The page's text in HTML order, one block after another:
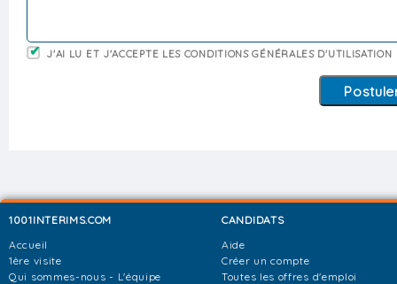
J'AI LU ET J'ACCEPTE LES CONDITIONS GÉNÉRALES D'UTILISATION
1001INTERIMS.COM
Accueil
1ère visite
Qui sommes-nous - L'équipe
CANDIDATS
Aide
Créer un compte
Toutes les offres d'emploi